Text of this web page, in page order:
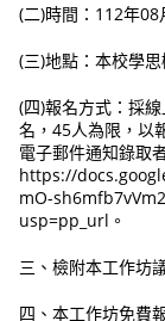
(二)時間：112年08
(三)地點：本校學
(四)報名方式：採
名，45人為限，以
電子郵件通知錄取
https://
mO-
usp=pp_url。
三、檢附本工作坊
四、本工作坊免費